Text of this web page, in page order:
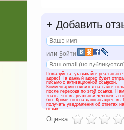
+ Добавить
или Войти
Пожалуйста, указывайте реальный
адрес! На данный адрес будет
письмо с активационной ссылкой.
Комментарий появится на сайте
после перехода по этой ссылке.
знать, что вы реальный человек, а
бот. Кроме того на данный адрес вы
получать уведомления об ответах
отзыв.
Оценка